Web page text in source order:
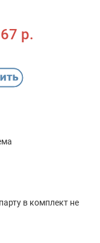
р.
в комплект не